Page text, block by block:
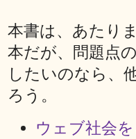
本書は、あたり
本だが、問題点
したいのなら、
ろう。
ウェブ社会